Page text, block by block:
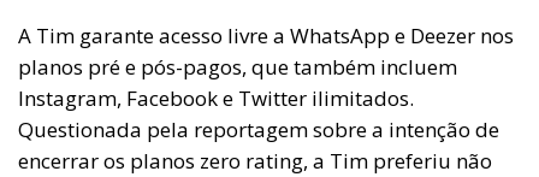
A Tim garante acesso livre a WhatsApp e Deezer nos
planos pré e pós-pagos, que também incluem
Instagram, Facebook e Twitter ilimitados.
Questionada pela reportagem sobre a intenção de
encerrar os planos zero rating, a Tim preferiu não